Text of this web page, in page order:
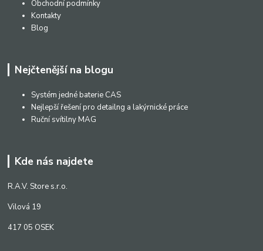
Obchodní podmínky
Kontakty
Blog
Nejčtenější na blogu
Systém jedné baterie CAS
Nejlepší řešení pro detailng a lakýrnické práce
Ruční svítilny MAG
Kde nás najdete
R.A.V. Store s.r.o.
Vilová 19
417 05 OSEK